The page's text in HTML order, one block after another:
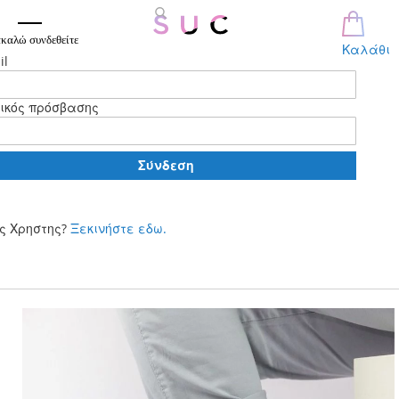
Καλάθι
συνδεθείτε
πρόσβασης
Σύνδεση
Χρηστης? Ξεκινήστε εδω.
περιεχόμενο